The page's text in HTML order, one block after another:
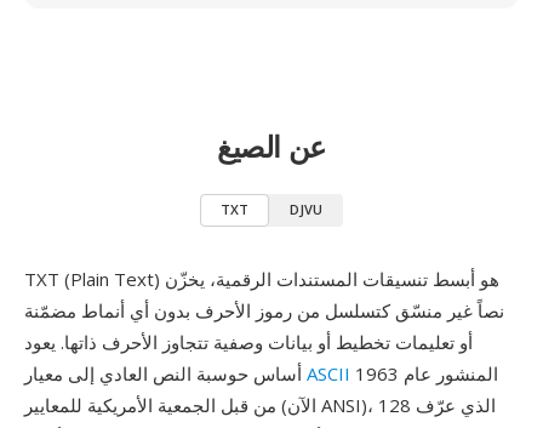
عن الصيغ
TXT DJVU
TXT (Plain Text) هو أبسط تنسيقات المستندات الرقمية، يخزّن
نصاً غير منسّق كتسلسل من رموز الأحرف بدون أي أنماط مضمّنة
أو تعليمات تخطيط أو بيانات وصفية تتجاوز الأحرف ذاتها. يعود
ASCII
من قبل الجمعية الأمريكية للمعايير (الآن ANSI)، الذي عرّف 128